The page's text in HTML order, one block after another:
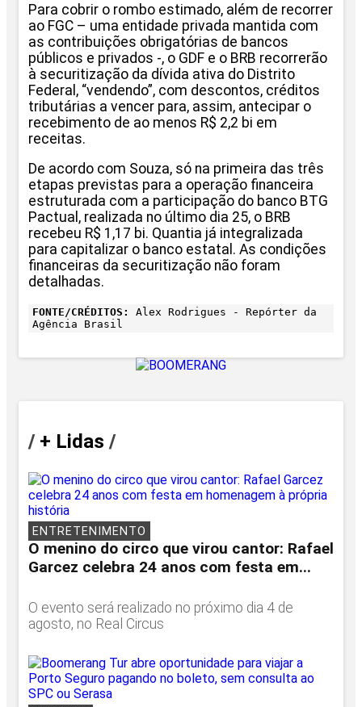
Para cobrir o rombo estimado, além de recorrer
ao FGC – uma entidade privada mantida com
as contribuições obrigatórias de bancos
públicos e privados -, o GDF e o BRB recorrerão
à securitização da dívida ativa do Distrito
Federal, “vendendo”, com descontos, créditos
tributárias a vencer para, assim, antecipar o
recebimento de ao menos R$ 2,2 bi em
receitas.
De acordo com Souza, só na primeira das três
etapas previstas para a operação financeira
estruturada com a participação do banco BTG
Pactual, realizada no último dia 25, o BRB
recebeu R$ 1,17 bi. Quantia já integralizada
para capitalizar o banco estatal. As condições
financeiras da securitização não foram
detalhadas.
FONTE/CRÉDITOS:
Alex Rodrigues - Repórter da
Agência Brasil
/+ Lidas /
ENTRETENIMENTO
O menino do circo que virou cantor: Rafael
Garcez celebra 24 anos com festa em...
O evento será realizado no próximo dia 4 de
agosto, no Real Circus